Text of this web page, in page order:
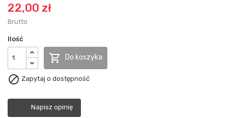
22,00 zł
Brutto
Ilość
 Do koszyka
 Zapytaj o dostępność
Napisz opinię